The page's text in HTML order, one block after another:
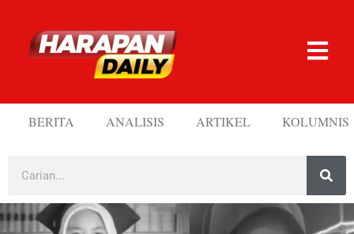
BERITA ANALISIS ARTIKEL KOLUMNIS